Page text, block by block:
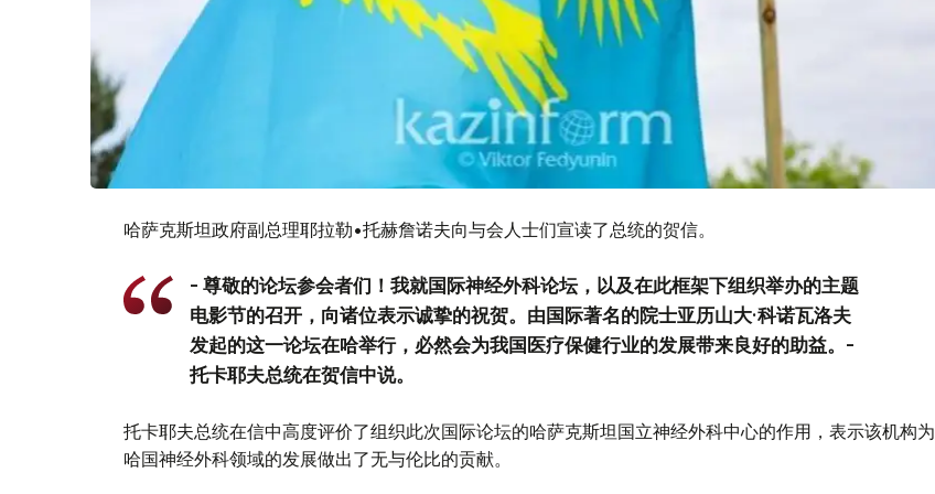
哈萨克斯坦政府副总理耶拉勒•托赫詹诺夫向与会人士们宣读了总统的贺信。
- 尊敬的论坛参会者们！我就国际神经外科论坛，以及在此框架下组织举办的主题
电影节的召开，向诸位表示诚挚的祝贺。由国际著名的院士亚历山大·科诺瓦洛夫
发起的这一论坛在哈举行，必然会为我国医疗保健行业的发展带来良好的助益。-
托卡耶夫总统在贺信中说。
托卡耶夫总统在信中高度评价了组织此次国际论坛的哈萨克斯坦国立神经外科中心的作用，表示该机构为
哈国神经外科领域的发展做出了无与伦比的贡献。